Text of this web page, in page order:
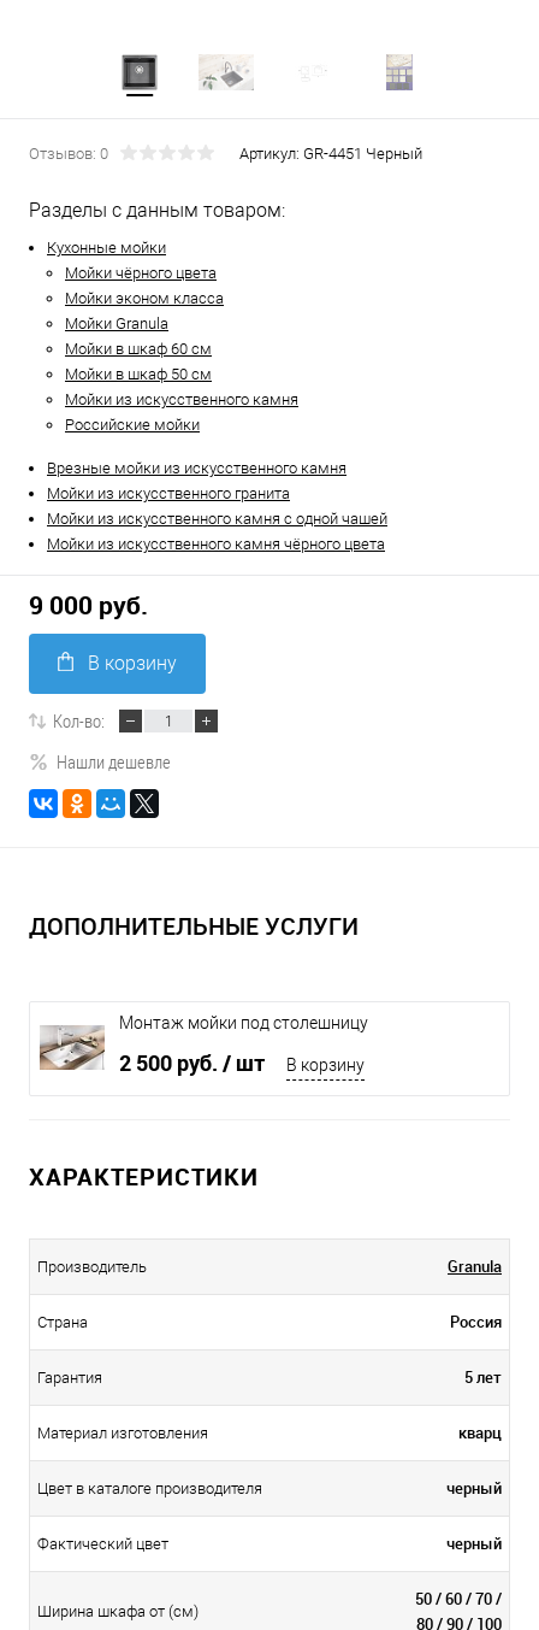
Отзывов: 0 Артикул: GR-4451 Черный
Разделы с данным товаром:
Кухонные мойки
Мойки чёрного цвета
Мойки эконом класса
Мойки Granula
Мойки в шкаф 60 см
Мойки в шкаф 50 см
Мойки из искусственного камня
Российские мойки
Врезные мойки из искусственного камня
Мойки из искусственного гранита
Мойки из искусственного камня с одной чашей
Мойки из искусственного камня чёрного цвета
9 000 руб.
В корзину
Кол-во:
Нашли дешевле
ДОПОЛНИТЕЛЬНЫЕ УСЛУГИ
Монтаж мойки под столешницу
2 500 руб. / шт В корзину
ХАРАКТЕРИСТИКИ
Производитель Granula
Страна Россия
Гарантия 5 лет
Материал изготовления кварц
Цвет в каталоге производителя черный
Фактический цвет черный
Ширина шкафа от (см)
50 / 60 / 70 /
80 / 90 / 100